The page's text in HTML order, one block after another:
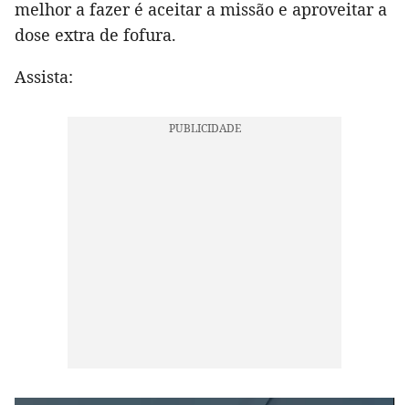
melhor a fazer é aceitar a missão e aproveitar a
dose extra de fofura.
Assista: